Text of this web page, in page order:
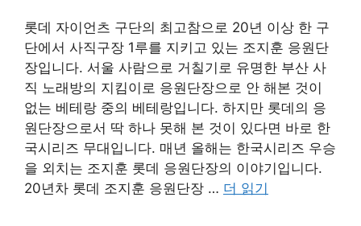
롯데 자이언츠 구단의 최고참으로 20년 이상 한 구
단에서 사직구장 1루를 지키고 있는 조지훈 응원단
장입니다. 서울 사람으로 거칠기로 유명한 부산 사
직 노래방의 지킴이로 응원단장으로 안 해본 것이
없는 베테랑 중의 베테랑입니다. 하지만 롯데의 응
원단장으로서 딱 하나 못해 본 것이 있다면 바로 한
국시리즈 무대입니다. 매년 올해는 한국시리즈 우승
을 외치는 조지훈 롯데 응원단장의 이야기입니다.
20년차 롯데 조지훈 응원단장 … 더 읽기